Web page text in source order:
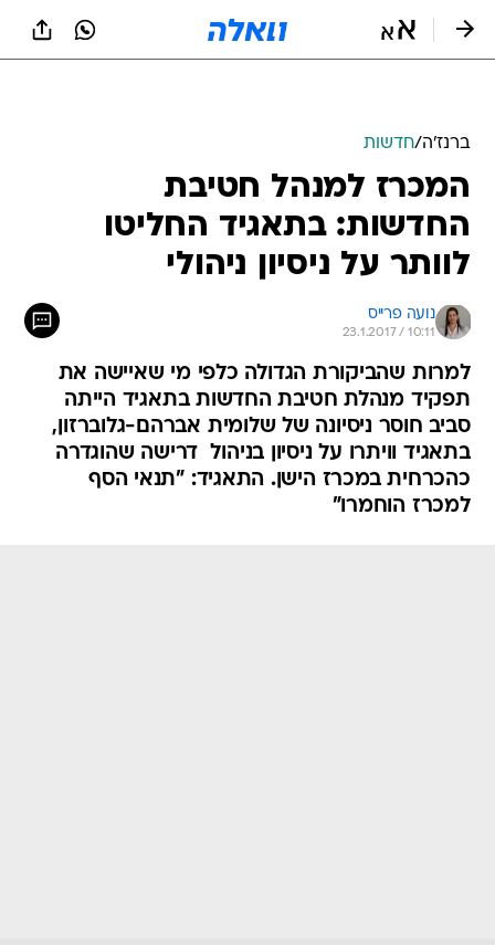
ברנז'ה/חדשות
המכרז למנהל חטיבת
החדשות: בתאגיד החליטו
לוותר על ניסיון ניהולי
נועה פרייס
23.1.2017 / 10:11
למרות שהביקורת הגדולה כלפי מי שאיישה את
תפקיד מנהלת חטיבת החדשות בתאגיד הייתה
סביב חוסר ניסיונה של שלומית אברהם-גלוברזון,
בתאגיד וויתרו על ניסיון בניהול  דרישה שהוגדרה
כהכרחית במכרז הישן. התאגיד: "תנאי הסף
למכרז הוחמרו"